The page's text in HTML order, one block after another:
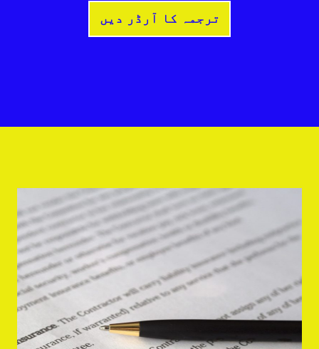
ترجمہ کا آرڈر دیں